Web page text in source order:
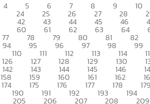
4 5 6 7 8 9 10
24 25 26 27 28
42 43 44 45 46
60 61 62 63 64
77 78 79 80 81 82
94 95 96 97 98 99
110 111 112 113 114
126 127 128 129 130
142 143 144 145 146
158 159 160 161 162
174 175 176 177 178 179
190 191 192 193 194
205 206 207 208 209